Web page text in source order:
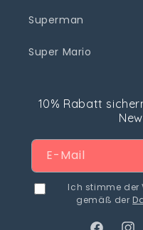
Superman
Super Mario
10% Rabatt
E-Mail
Ich stimme der
gemäß der